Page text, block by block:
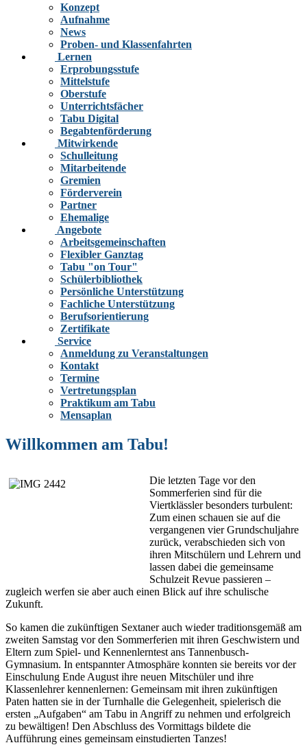
Konzept
Aufnahme
News
Proben- und Klassenfahrten
Lernen
Erprobungsstufe
Mittelstufe
Oberstufe
Unterrichtsfächer
Tabu Digital
Begabtenförderung
Mitwirkende
Schulleitung
Mitarbeitende
Gremien
Förderverein
Partner
Ehemalige
Angebote
Arbeitsgemeinschaften
Flexibler Ganztag
Tabu "on Tour"
Schülerbibliothek
Persönliche Unterstützung
Fachliche Unterstützung
Berufsorientierung
Zertifikate
Service
Anmeldung zu Veranstaltungen
Kontakt
Termine
Vertretungsplan
Praktikum am Tabu
Mensaplan
Willkommen am Tabu!
Die letzten Tage vor den
Sommerferien sind für die
Viertklässler besonders turbulent:
Zum einen schauen sie auf die
vergangenen vier Grundschuljahre
zurück, verabschieden sich von
ihren Mitschülern und Lehrern und
lassen dabei die gemeinsame
Schulzeit Revue passieren –
zugleich werfen sie aber auch einen Blick auf ihre schulische
Zukunft.
So kamen die zukünftigen Sextaner auch wieder traditionsgemäß am
zweiten Samstag vor den Sommerferien mit ihren Geschwistern und
Eltern zum Spiel- und Kennenlerntest ans Tannenbusch-
Gymnasium. In entspannter Atmosphäre konnten sie bereits vor der
Einschulung Ende August ihre neuen Mitschüler und ihre
Klassenlehrer kennenlernen: Gemeinsam mit ihren zukünftigen
Paten hatten sie in der Turnhalle die Gelegenheit, spielerisch die
ersten „Aufgaben“ am Tabu in Angriff zu nehmen und erfolgreich
zu bewältigen! Den Abschluss des Vormittags bildete die
Aufführung eines gemeinsam einstudierten Tanzes!